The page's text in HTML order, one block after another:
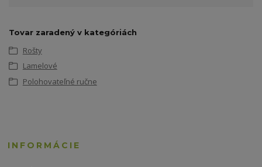
Tovar zaradený v kategóriách
Rošty
Lamelové
Polohovateľné ručne
INFORMÁCIE